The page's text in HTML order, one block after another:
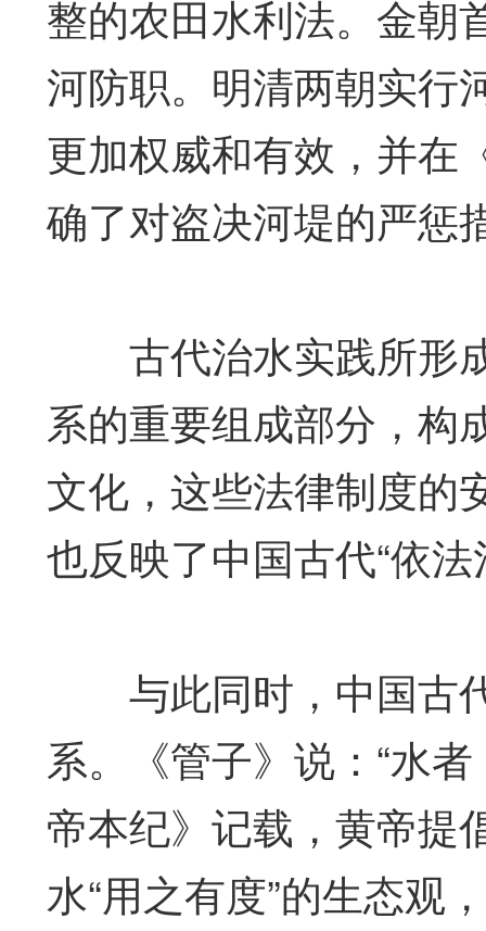
整的农田水利法。金朝
河防职。明清两朝实行
更加权威和有效，并在
确了对盗决河堤的严惩
古代治水实践所形
系的重要组成部分，构
文化，这些法律制度的
也反映了中国古代“依
与此同时，中国古
系。《管子》说：“水
帝本纪》记载，黄帝提
水“用之有度”的生态观